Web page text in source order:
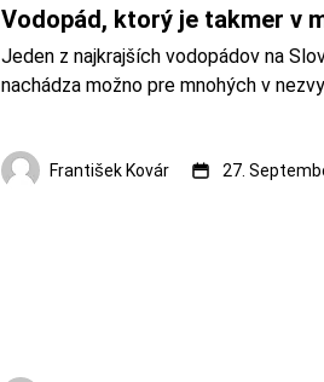
Vodopád, ktorý je takmer v
Jeden z najkrajších vodopádov na
nachádza možno pre mnohých v
polohou je ľahko dostupný s
František Kovár 27.